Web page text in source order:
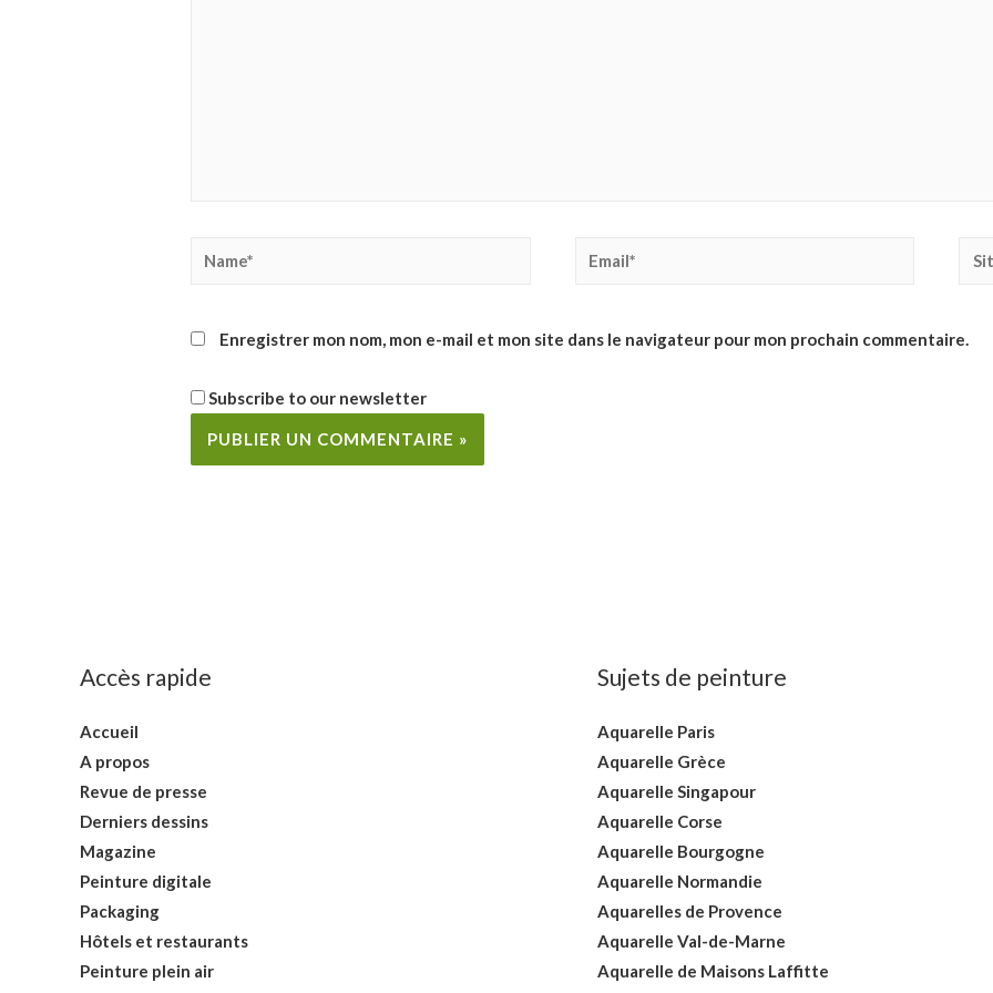
Name* Email*
Site
Enregistrer mon nom, mon e-mail et mon site dans le navigateur pour mon prochain commentaire.
Subscribe to our newsletter
Accès rapide
Accueil
A propos
Revue de presse
Derniers dessins
Magazine
Peinture digitale
Packaging
Hôtels et restaurants
Peinture plein air
Sujets de peinture
Aquarelle Paris
Aquarelle Grèce
Aquarelle Singapour
Aquarelle Corse
Aquarelle Bourgogne
Aquarelle Normandie
Aquarelles de Provence
Aquarelle Val-de-Marne
Aquarelle de Maisons Laffitte